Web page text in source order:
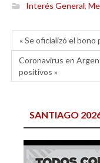
Interés General,
« Se oficializó el bono
Coronavirus en
positivos »
SANTIAGO